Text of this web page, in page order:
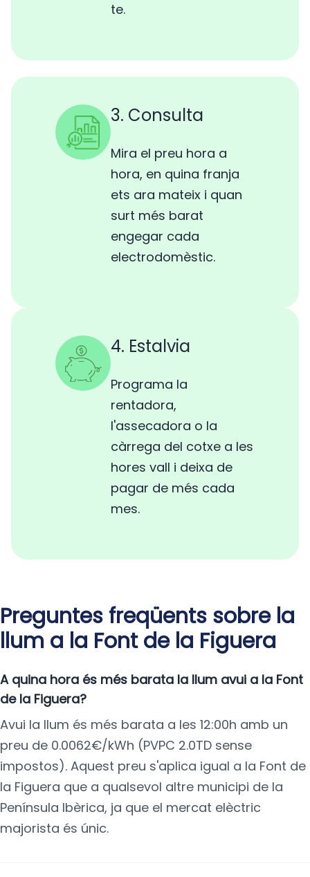
te.
3. Consulta
Mira el preu hora a
hora, en quina franja
ets ara mateix i quan
surt més barat
engegar cada
electrodomèstic.
4. Estalvia
Programa la
rentadora,
l'assecadora o la
càrrega del cotxe a les
hores vall i deixa de
pagar de més cada
mes.
Preguntes freqüents sobre la
llum a la Font de la Figuera
A quina hora és més barata la llum avui a la Font
de la Figuera?
Avui la llum és més barata a les 12:00h amb un
preu de 0.0062€/kWh (PVPC 2.0TD sense
impostos). Aquest preu s'aplica igual a la Font de
la Figuera que a qualsevol altre municipi de la
Península Ibèrica, ja que el mercat elèctric
majorista és únic.